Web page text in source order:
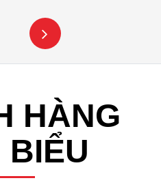
HÀNG
BIỂU